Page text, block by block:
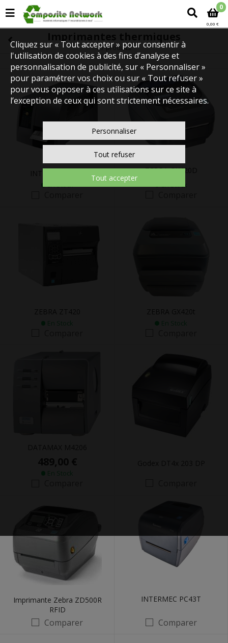
0
0,00 €
27 produits
En Stock
ZEBRA GK420D
En Stock
En Stock En Stock
En Stock
Imprimante Zebra ZD500R
RFID
Comparer
INTERMEC PC43T
Comparer
Cliquez sur « Tout accepter » pour consentir à
l'utilisation de cookies à des fins d’analyse et
personnalisation de publicité, sur « Personnaliser »
pour paramétrer vos choix ou sur « Tout refuser »
pour vous opposer à ces utilisations sur ce site à
l’exception de ceux qui sont strictement nécessaires.
Personnaliser
Tout refuser
Tout accepter